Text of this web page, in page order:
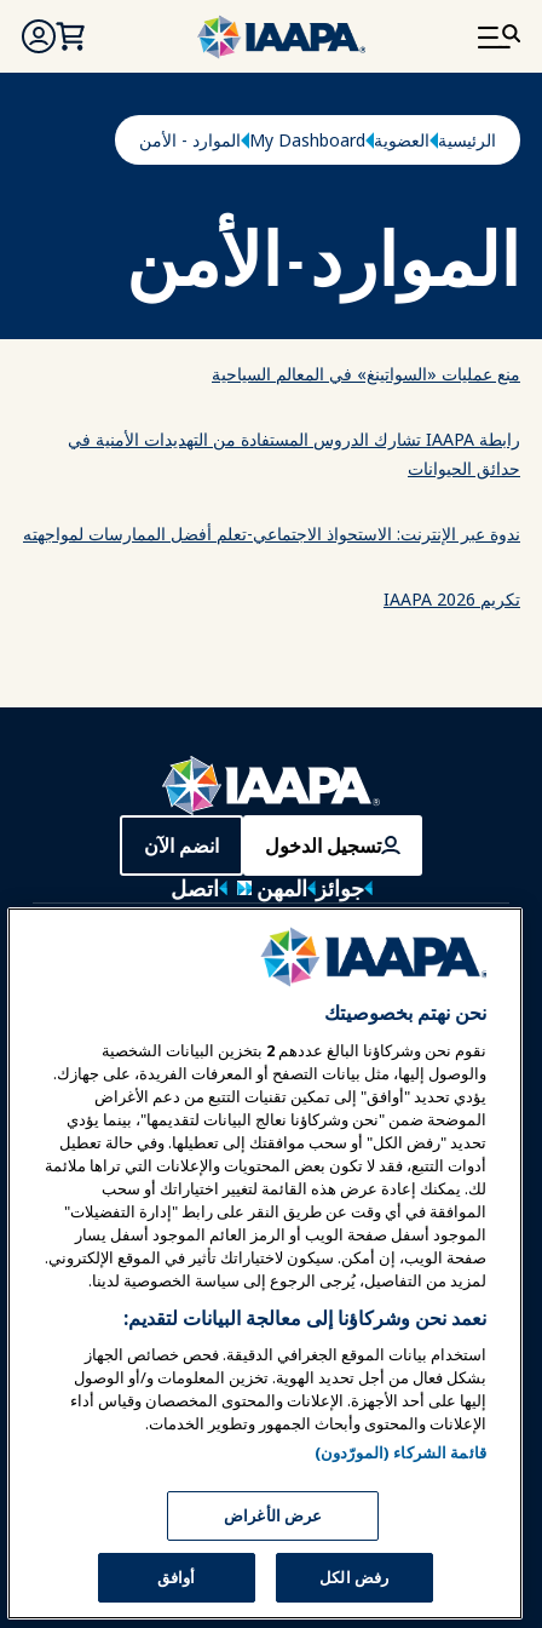
تجاوز إلى المحتوى الرئيسي
مسار التنقل
الرئيسية العضوية My Dashboard الموارد - الأمن
الموارد - الأمن
منع عمليات «السواتينغ» في المعالم السياحية
رابطة IAAPA تشارك الدروس المستفادة من التهديدات الأمنية في
حدائق الحيوانات
ندوة عبر الإنترنت: الاستحواذ الاجتماعي-تعلم أفضل الممارسات لمواجهته
تكريم IAAPA 2026
تسجيل الدخول انضم الآن
جوائز المهن
اتصل
معارض وفعاليات
أخبار وعالم المرح
تعليم
السلامة والأمان
الدعوة
البحوث والتقارير
حول IAAPA
شركاء
Copyright © 2026 الجمعية الدولية للحدائق الترفيهية والمعالم. جميع
الحقوق محفوظة.
سياسة الخصوصية
شروط الخدمة
إشعار الترجمة
إدارة التفضيلات
نحن نهتم بخصوصيتك
نقوم نحن وشركاؤنا البالغ عددهم 2 بتخزين البيانات الشخصية
والوصول إليها، مثل بيانات التصفح أو المعرفات الفريدة، على جهازك.
يؤدي تحديد "أوافق" إلى تمكين تقنيات التتبع من دعم الأغراض
الموضحة ضمن "نحن وشركاؤنا نعالج البيانات لتقديمها"، بينما يؤدي
تحديد "رفض الكل" أو سحب موافقتك إلى تعطيلها. وفي حالة تعطيل
أدوات التتبع، فقد لا تكون بعض المحتويات والإعلانات التي تراها ملائمة
لك. يمكنك إعادة عرض هذه القائمة لتغيير اختياراتك أو سحب
الموافقة في أي وقت عن طريق النقر على رابط "إدارة التفضيلات"
الموجود أسفل صفحة الويب أو الرمز العائم الموجود أسفل يسار
صفحة الويب، إن أمكن. سيكون لاختياراتك تأثير في الموقع الإلكتروني.
لمزيد من التفاصيل، يُرجى الرجوع إلى سياسة الخصوصية لدينا.
نعمد نحن وشركاؤنا إلى معالجة البيانات لتقديم:
استخدام بيانات الموقع الجغرافي الدقيقة. فحص خصائص الجهاز
بشكل فعال من أجل تحديد الهوية. تخزين المعلومات و/أو الوصول
إليها على أحد الأجهزة. الإعلانات والمحتوى المخصصان وقياس أداء
الإعلانات والمحتوى وأبحاث الجمهور وتطوير الخدمات.
قائمة الشركاء (المورّدون)
عرض الأغراض
رفض الكل أوافق